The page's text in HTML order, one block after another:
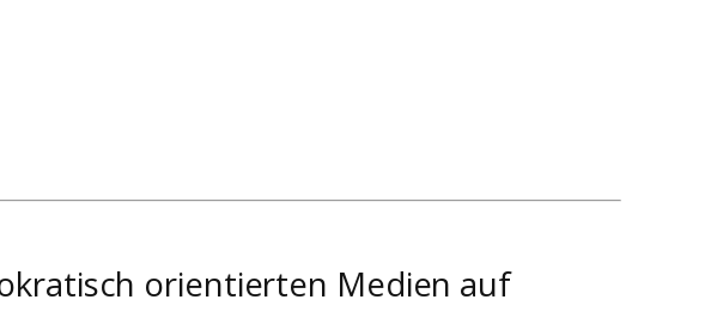
orientierten Medien auf